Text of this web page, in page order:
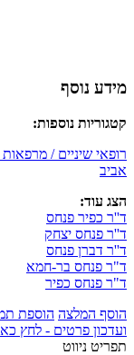
מידע נוסף
קטגוריות נוספות:
רופאי שיניים / מרפאות
אביב
הצג עוד:
ד''ר כפיר פנחס
ד''ר פנחס יצחק
ד''ר דברן פנחס
ד"ר פנחס בר-חמא
ד"ר פנחס כפיר
הוסף המלצה הוספת
ועדכון פרטים - לחץ
תפריט ניווט